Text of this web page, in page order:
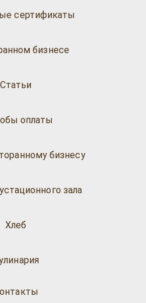
сертификаты
бизнесе
Статьи
оплаты
бизнесу
зала
Хлеб